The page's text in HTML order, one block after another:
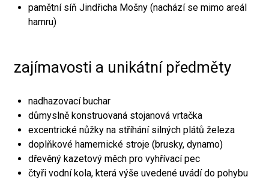
pamětní síň Jindřicha Mošny (nachází se mimo areál
hamru)
zajímavosti a unikátní předměty
nadhazovací buchar
důmyslně konstruovaná stojanová vrtačka
excentrické nůžky na stříhání silných plátů železa
doplňkové hamernické stroje (brusky, dynamo)
dřevěný kazetový měch pro vyhřívací pec
čtyři vodní kola, která výše uvedené uvádí do pohybu